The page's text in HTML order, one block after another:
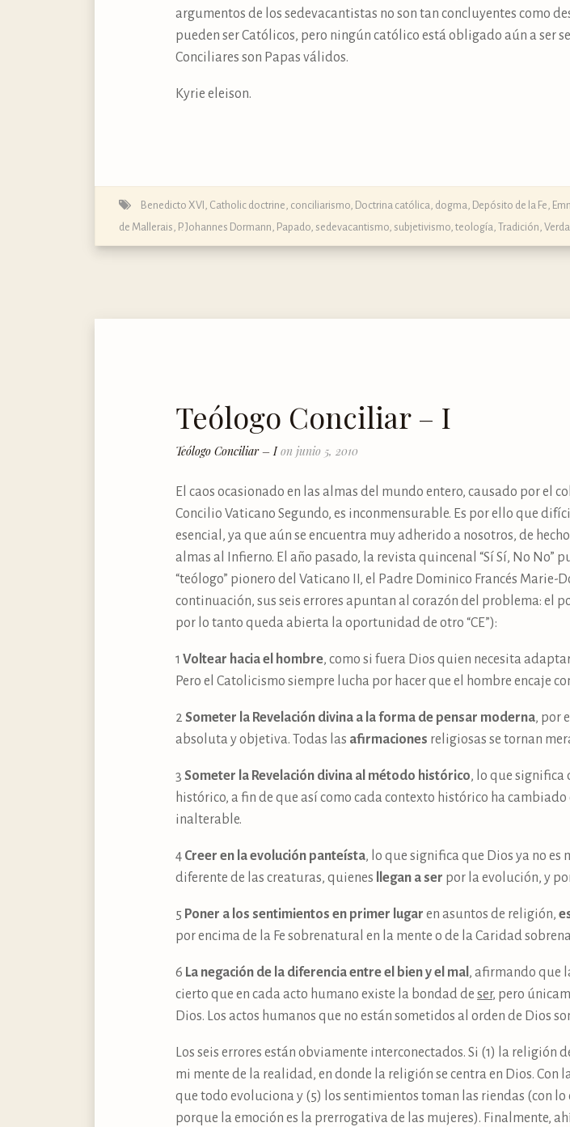
argumentos de los sedevacantistas no son tan concluyentes como
pueden ser Católicos, pero ningún católico está obligado aún a ser
Conciliares son Papas válidos.
Kyrie eleison.
Benedicto XVI Catholic doctrine conciliarismo Doctrina católica, dogma, Depósito de la Fe
de Mallerais P. Johannes Dormann Papado sedevacantismo subjetivismo teología Tradición
Teólogo Conciliar – I
Teólogo Conciliar – Ion junio 5, 2010
El caos ocasionado en las almas del mundo entero, causado por el
Concilio Vaticano Segundo, es inconmensurable. Es por ello que
esencial, ya que aún se encuentra muy adherido a nosotros, de
almas al Infierno. El año pasado, la revista quincenal “Sí Sí, No
“teólogo” pionero del Vaticano II, el Padre Dominico Francés Marie-
continuación, sus seis errores apuntan al corazón del problema: el
por lo tanto queda abierta la oportunidad de otro “CE”):
1 Voltear hacia el hombre, como si fuera Dios quien necesita
Pero el Catolicismo siempre lucha por hacer que el hombre encaje
2 Someter la Revelación divina a la forma de pensar moderna, por
absoluta y objetiva. Todas las afirmaciones religiosas se tornan
3 Someter la Revelación divina al método histórico, lo que significa
histórico, a fin de que así como cada contexto histórico ha
inalterable.
4 Creer en la evolución panteísta, lo que significa que Dios ya no es
diferente de las creaturas, quienes
llegan a ser por la evolución, y
5 Poner a los sentimientos en primer lugar en asuntos de religión,
por encima de la Fe sobrenatural en la mente o de la Caridad
6 La negación de la diferencia entre el bien y el mal , afirmando que
cierto que en cada acto humano existe la bondad de ser, pero
Dios. Los actos humanos que no están sometidos al orden de Dios
Los seis errores están obviamente interconectados. Si (1) la religión
mi mente de la realidad, en donde la religión se centra en Dios. Con
que todo evoluciona y (5) los sentimientos toman las riendas (con
porque la emoción es la prerrogativa de las mujeres). Finalmente,